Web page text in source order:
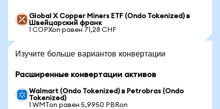
Global X Copper Miners ETF (Ondo Tokenized) в
Швейцарский франк
1 COPXon равен 71,28 CHF
Изучите больше вариантов конвертации
Расширенные конвертации активов
Walmart (Ondo Tokenized) в Petrobras (Ondo
Tokenized)
1 WMTon равен 5,9950 PBRon